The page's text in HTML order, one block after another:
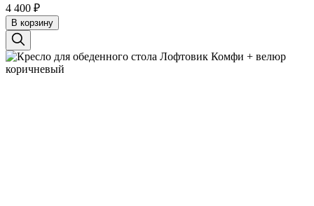
4 400 ₽
В корзину